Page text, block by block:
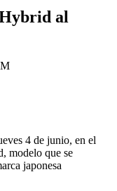
al
4 de junio, en el
modelo que se
japonesa